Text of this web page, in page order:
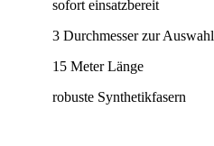
sofort einsatzbereit
3 Durchmesser zur Auswahl
15 Meter Länge
robuste Synthetikfasern